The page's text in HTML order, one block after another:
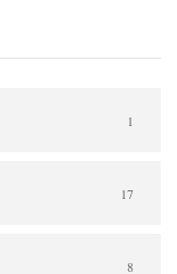
1
17
8